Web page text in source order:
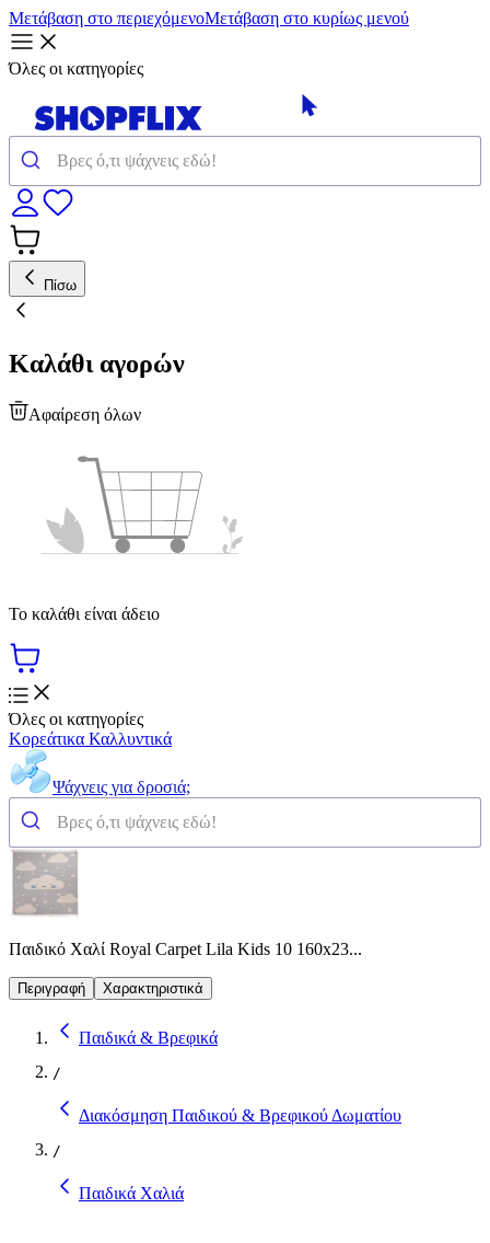
Μετάβαση στο περιεχόμενοΜετάβαση στο κυρίως μενού
Όλες οι κατηγορίες
Πίσω
Καλάθι αγορών
Αφαίρεση όλων
Το καλάθι είναι άδειο
Όλες οι κατηγορίες
Κορεάτικα Καλλυντικά
Ψάχνεις για δροσιά;
Παιδικό Χαλί Royal Carpet Lila Kids 10 160x23...
Περιγραφή Χαρακτηριστικά
Παιδικά & Βρεφικά
/
Διακόσμηση Παιδικού & Βρεφικού Δωματίου
/
Παιδικά Χαλιά